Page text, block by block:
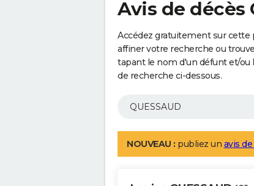
Avis de décès
Accédez gratuitement sur cette
affiner votre recherche ou
tapant le nom d'un défunt et/
de recherche ci-dessous.
NOUVEAU : publiez un avis